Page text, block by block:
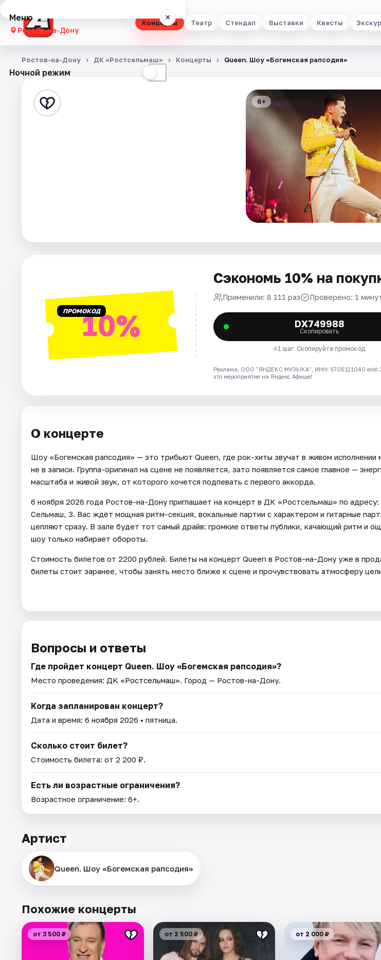
Концерты Театр Стендап Выставки Квесты
Меню ×
Ростов-на-Дону
Концерты
Стендап
Артисты
Ночной режим ☾
Ростов-на-Дону ДК «Ростсельмаш» Концерты Queen. Шоу «Богемская рапсодия»
6+
ПРОМОКОД10%
Сэкономь 10% на
Применили: 8 111 раз Проверено: 1
DX749988
Скопировать
1 шаг. Скопируйте промокод
Реклама. ООО "ЯНДЕКС МУЗЫКА", ИНН: 9705121040 erid:
это мероприятие на Яндекс Афише!
О концерте
Шоу «Богемская рапсодия» — это трибьют Queen, где рок-хиты звучат в живом исполнении
не в записи. Группа-оригинал на сцене не появляется, зато появляется самое главное —
масштаба и живой звук, от которого хочется подпевать с первого аккорда.
6 ноября 2026 года Ростов-на-Дону приглашает на концерт в ДК «Ростсельмаш» по адресу:
Сельмаш, 3. Вас ждёт мощная ритм-секция, вокальные партии с характером и гитарные
цепляют сразу. В зале будет тот самый драйв: громкие ответы публики, качающий ритм и
шоу только набирает обороты.
Стоимость билетов от 2200 рублей. Билеты на концерт Queen в Ростов-на-Дону уже в
билеты стоит заранее, чтобы занять место ближе к сцене и прочувствовать атмосферу
Вопросы и ответы
Где пройдет концерт Queen. Шоу «Богемская рапсодия»?
Место проведения: ДК «Ростсельмаш». Город — Ростов-на-Дону.
Когда запланирован концерт?
Дата и время: 6 ноября 2026 • пятница.
Сколько стоит билет?
Стоимость билета: от 2 200 ₽.
Есть ли возрастные ограничения?
Возрастное ограничение: 6+.
Артист
Queen. Шоу «Богемская рапсодия»
Похожие концерты
от 3 500 ₽ от 2 500 ₽ от 2 000 ₽